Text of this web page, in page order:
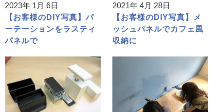
2023年 1月 6日
【お客様のDIY写真】パ
ーテーションをラスティ
パネルで
2021年 4月 28日
【お客様のDIY写真】メ
ッシュパネルでカフェ風
収納に